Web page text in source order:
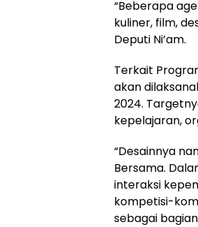
“Beberapa
kuliner, film,
Deputi Ni’am.
Terkait
akan
2024.
kepelajaran,
“Desainnya
Bersama.
interaksi
kompetisi-
sebagai